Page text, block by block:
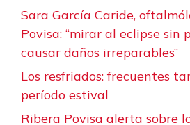
Sara García Caride,
Povisa: “mirar al eclipse sin
causar daños irreparables”
Los resfriados: frecuentes
período estival
Ribera Povisa alerta sobre